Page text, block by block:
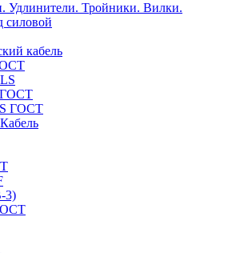
Удлинители. Тройники. Вилки.
силовой
кабель
ГОСТ
3)